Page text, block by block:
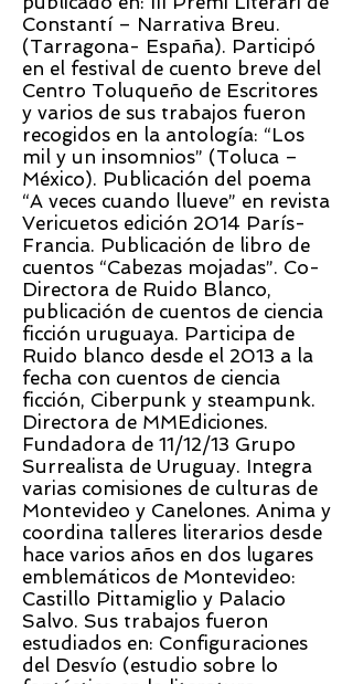
Constantí – Narrativa Breu.
(Tarragona- España). Participó
en el festival de cuento breve del
Centro Toluqueño de Escritores
y varios de sus trabajos fueron
recogidos en la antología: “Los
mil y un insomnios” (Toluca –
México). Publicación del poema
“A veces cuando llueve” en revista
Vericuetos edición 2014 París-
Francia. Publicación de libro de
cuentos “Cabezas mojadas”. Co-
Directora de Ruido Blanco,
publicación de cuentos de ciencia
ficción uruguaya. Participa de
Ruido blanco desde el 2013 a la
fecha con cuentos de ciencia
ficción, Ciberpunk y steampunk.
Directora de MMEdiciones.
Fundadora de 11/12/13 Grupo
Surrealista de Uruguay. Integra
varias comisiones de culturas de
Montevideo y Canelones. Anima y
coordina talleres literarios desde
hace varios años en dos lugares
emblemáticos de Montevideo:
Castillo Pittamiglio y Palacio
Salvo. Sus trabajos fueron
estudiados en: Configuraciones
del Desvío (estudio sobre lo